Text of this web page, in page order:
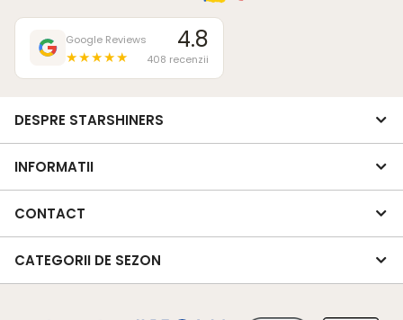
Google Reviews
★★★★★
4.8
408 recenzii
DESPRE STARSHINERS
INFORMATII
CONTACT
CATEGORII DE SEZON